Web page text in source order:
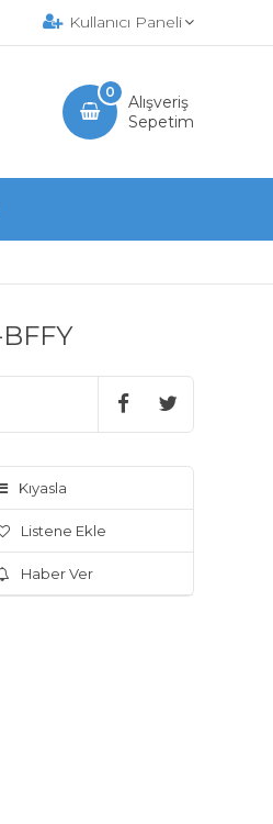
Kullanıcı Paneli
Alışveriş
Sepetim
0
Kıyasla
Listene Ekle
Haber Ver